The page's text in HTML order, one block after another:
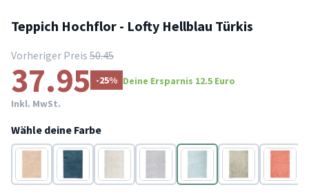
Teppich Hochflor - Lofty Hellblau Türkis
Vorheriger Preis 50.45
37.95 -25% Deine Ersparnis 12.5 Euro
Inkl. MwSt.
Wähle deine Farbe
Beige Blau Creme Grau Blau Mint Rosa